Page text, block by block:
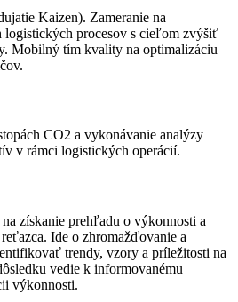
Kaizen). Zameranie na
logistických procesov s cieľom zvýšiť
Mobilný tím kvality na optimalizáciu
CO2 a vykonávanie analýzy
v rámci logistických operácií.
získanie prehľadu o výkonnosti a
Ide o zhromažďovanie a
trendy, vzory a príležitosti na
vedie k informovanému
výkonnosti.